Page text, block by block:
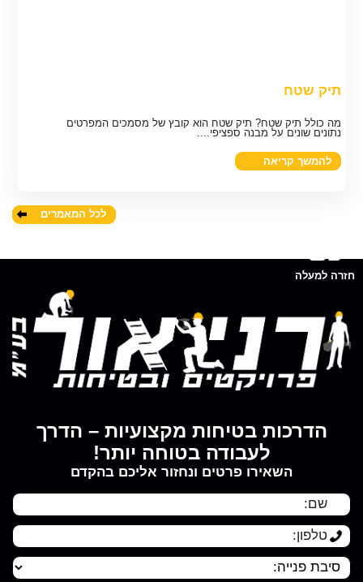
תיק שטח
מה כולל תיק שטח? תיק שטח הוא קובץ של מסמכים המפרטים
נתונים שונים על מבנה ספציפי....
להמשך קריאה
לכל המאמרים
חזרה למעלה
הדרכות בטיחות מקצועיות – הדרך
לעבודה בטוחה יותר!
השאירו פרטים ונחזור אליכם בהקדם